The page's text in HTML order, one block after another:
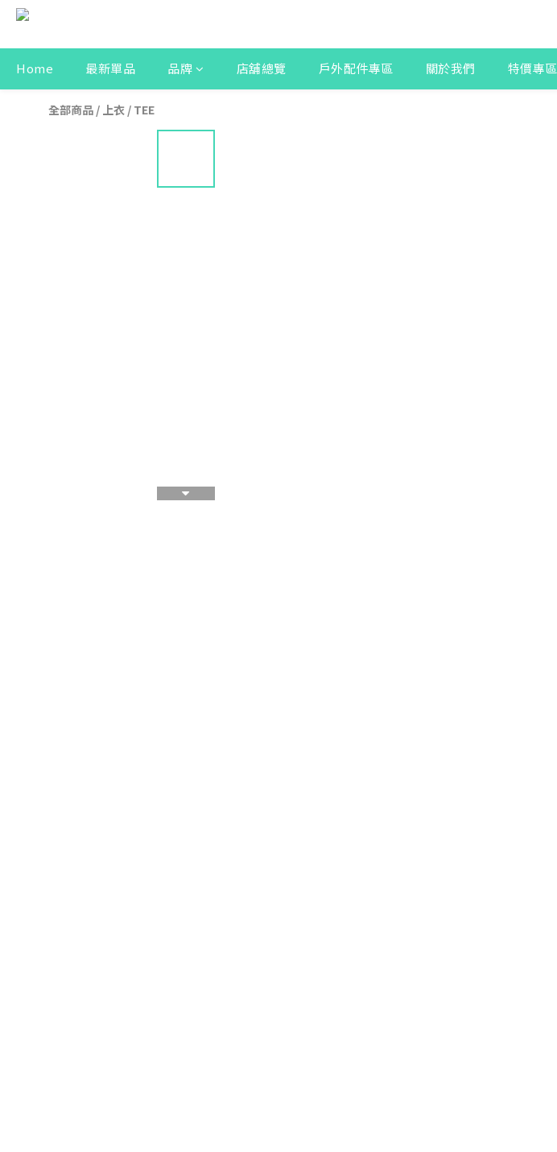
Home 最新單品 品牌 店舖總覽 戶外配件專區 關於我們 特價專區
全部商品 / 上衣 / TEE